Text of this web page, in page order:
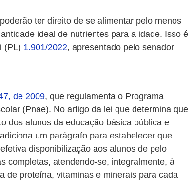
ter direito de se alimentar pelo menos
ideal de nutrientes para a idade. Isso é
(PL) 1.901/2022, apresentado pelo senador
de 2009, que regulamenta o Programa
(Pnae). No artigo da lei que determina que
dos alunos da educação básica pública e
um parágrafo para estabelecer que
disponibilização aos alunos de pelo
completas, atendendo-se, integralmente, à
de proteína, vitaminas e minerais para cada